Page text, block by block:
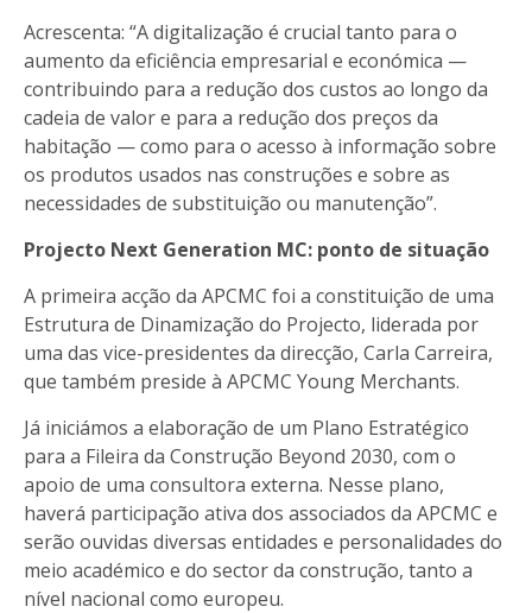
Acrescenta: “A digitalização é crucial tanto para o
aumento da eficiência empresarial e económica —
contribuindo para a redução dos custos ao longo da
cadeia de valor e para a redução dos preços da
habitação — como para o acesso à informação sobre
os produtos usados nas construções e sobre as
necessidades de substituição ou manutenção”.
Projecto Next Generation MC: ponto de situação
A primeira acção da APCMC foi a constituição de uma
Estrutura de Dinamização do Projecto, liderada por
uma das vice-presidentes da direcção, Carla Carreira,
que também preside à APCMC Young Merchants.
Já iniciámos a elaboração de um Plano Estratégico
para a Fileira da Construção Beyond 2030, com o
apoio de uma consultora externa. Nesse plano,
haverá participação ativa dos associados da APCMC e
serão ouvidas diversas entidades e personalidades do
meio académico e do sector da construção, tanto a
nível nacional como europeu.